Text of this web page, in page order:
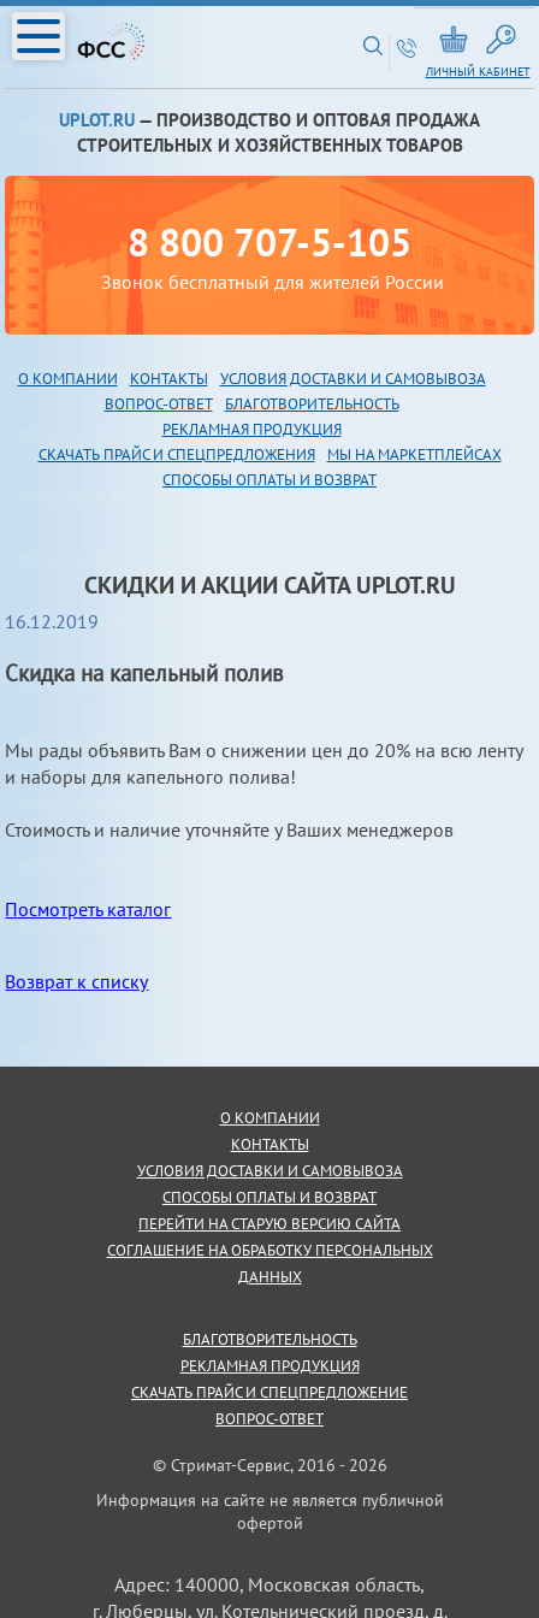
ЛИЧНЫЙ КАБИНЕТ
UPLOT.RU — ПРОИЗВОДСТВО И ОПТОВАЯ ПРОДАЖА
СТРОИТЕЛЬНЫХ И ХОЗЯЙСТВЕННЫХ ТОВАРОВ
8 800 707-5-105
Звонок бесплатный для жителей России
О КОМПАНИИ КОНТАКТЫ
УСЛОВИЯ ДОСТАВКИ И САМОВЫВОЗА
ВОПРОС-ОТВЕТ
БЛАГОТВОРИТЕЛЬНОСТЬ
РЕКЛАМНАЯ ПРОДУКЦИЯ
СКАЧАТЬ ПРАЙС И СПЕЦПРЕДЛОЖЕНИЯ
МЫ НА МАРКЕТПЛЕЙСАХ
СПОСОБЫ ОПЛАТЫ И ВОЗВРАТ
СКИДКИ И АКЦИИ САЙТА UPLOT.RU
16.12.2019
Скидка на капельный полив
Мы рады объявить Вам о снижении цен до 20% на всю ленту
и наборы для капельного полива!
Стоимость и наличие уточняйте у Ваших менеджеров
Посмотреть каталог
Возврат к списку
О КОМПАНИИ
КОНТАКТЫ
УСЛОВИЯ ДОСТАВКИ И САМОВЫВОЗА
СПОСОБЫ ОПЛАТЫ И ВОЗВРАТ
ПЕРЕЙТИ НА СТАРУЮ ВЕРСИЮ САЙТА
СОГЛАШЕНИЕ НА ОБРАБОТКУ ПЕРСОНАЛЬНЫХ
ДАННЫХ
БЛАГОТВОРИТЕЛЬНОСТЬ
РЕКЛАМНАЯ ПРОДУКЦИЯ
СКАЧАТЬ ПРАЙС И СПЕЦПРЕДЛОЖЕНИЕ
ВОПРОС-ОТВЕТ
© Стримат-Сервис, 2016 - 2026
Информация на сайте не является публичной
офертой
Адрес: 140000, Московская область,
г. Люберцы, ул. Котельнический проезд, д.